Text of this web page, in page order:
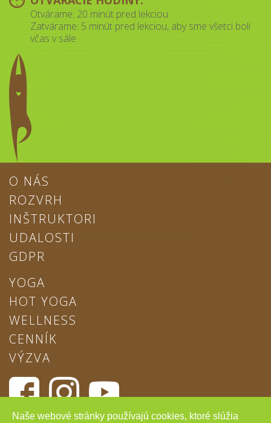
Otvárame: 20 minút pred lekciou
Zatvárame: 5 minút pred lekciou, aby sme všetci boli
včas v sále
O NÁS
ROZVRH
INŠTRUKTORI
UDALOSTI
GDPR
YOGA
HOT YOGA
WELLNESS
CENNÍK
VÝZVA
Naše webové stránky používajú cookies, ktoré slúžia